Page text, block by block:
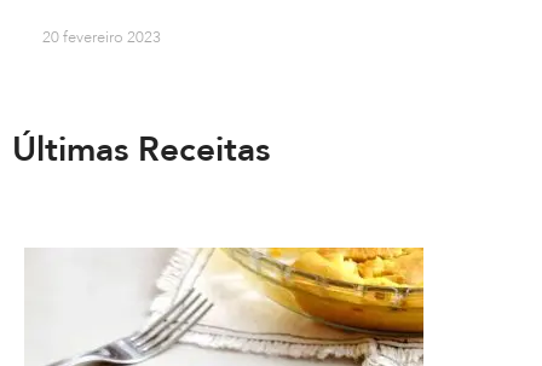
20 fevereiro 2023
Últimas Receitas